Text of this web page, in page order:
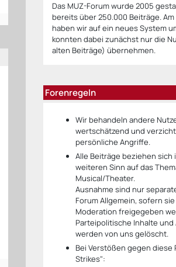
Das MUZ-Forum wurde 2005
bereits über 250.000 Beiträge. Am
haben wir auf ein neues System
konnten dabei zunächst nur die
alten Beiträge) übernehmen.
Forenregeln
Wir behandeln andere
wertschätzend und
persönliche Angriffe.
Alle Beiträge beziehen sich
weiteren Sinn auf das
Musical/Theater.
Ausnahme sind nur
Forum Allgemein, sofern
Moderation freigegeben
Parteipolitische Inhalte
werden von uns gelöscht.
Bei Verstößen gegen diese
Strikes":